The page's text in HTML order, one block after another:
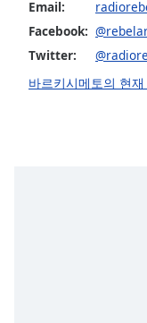
Opacity
Caption
Area
Email:
Facebook:
Twitter:
바르키시메토의 현